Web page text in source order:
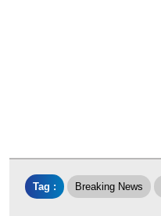
Tag : Breaking News